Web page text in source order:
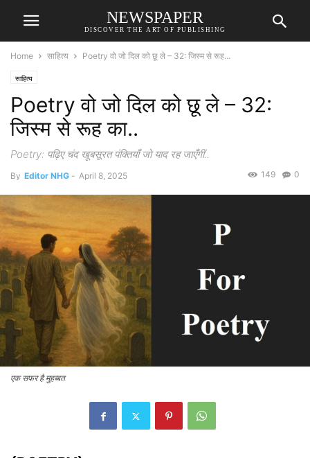
NEWSPAPER
DISCOVER THE ART OF PUBLISHING
Home साहित्य Poetry वो जो दिल को छू ले – 32: जिस्म से रूह...
साहित्य
Poetry वो जो दिल को छू ले – 32:
जिस्म से रूह का..
Poetry: पढ़िए चंद खूबसूरत पंक्तियाँ जो याद रह जाएँगीं..
By Editor NHG - April 8, 2025 0
149
एक सफर है मुहब्बत